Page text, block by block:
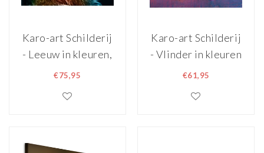
Karo-art Schilderij
- Leeuw in kleuren,
premium print, 3
, Wanddecoratie
€75,95
Karo-art Schilderij
- Vlinder in kleuren
(op canvas geprint
, 3 maten,
€61,95